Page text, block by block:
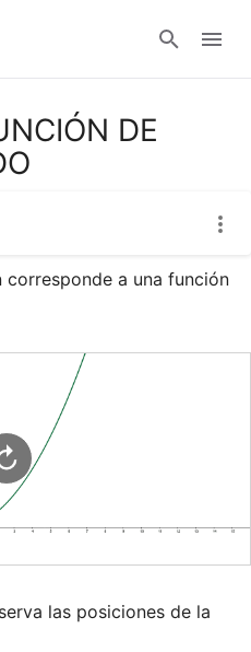
DE
a una función
las posiciones de la